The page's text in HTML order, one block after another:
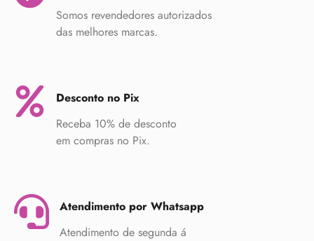
Somos revendedores autorizados
das melhores marcas.
Desconto no Pix
Receba 10% de desconto
em compras no Pix.
Atendimento por Whatsapp
Atendimento de segunda á